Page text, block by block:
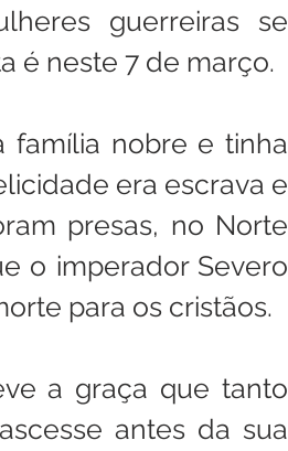
guerreiras se
é neste 7 de março.
família nobre e tinha
era escrava e
presas, no Norte
o imperador Severo
para os cristãos.
a graça que tanto
antes da sua